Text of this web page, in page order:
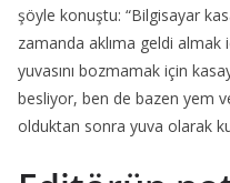
şöyle konuştu: “Bilgisayar
zamanda aklıma geldi almak
yuvasını bozmamak için
besliyor, ben de bazen yem
olduktan sonra yuva olarak